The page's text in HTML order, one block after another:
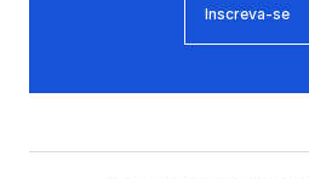
Inscreva-se